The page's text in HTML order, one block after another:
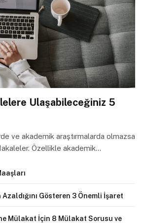
Ulaşabileceğiniz 5
ve akademik araştırmalarda olmazsa
Özellikle akademik…
Gösteren 3 Önemli İşaret
Mülakat İçin 8 Mülakat Sorusu ve